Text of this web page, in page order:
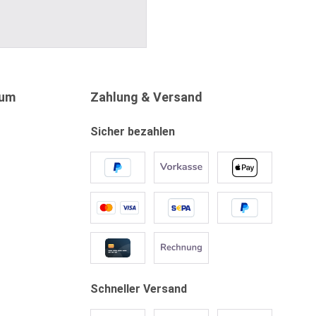
Zahlung & Versand
Sicher bezahlen
Schneller Versand